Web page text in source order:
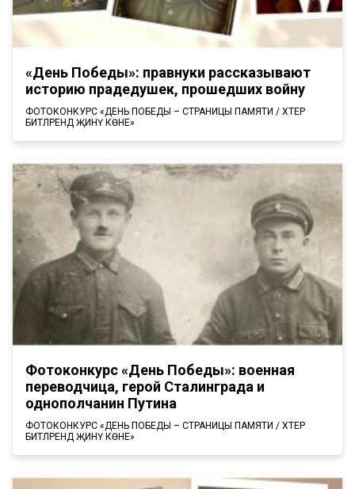
«День Победы»: правнуки рассказывают
историю прадедушек, прошедших войну
ФОТОКОНКУРС «ДЕНЬ ПОБЕДЫ – СТРАНИЦЫ ПАМЯТИ / ХӘТЕР
БИТЛӘРЕНДӘ ҖИНҮ КӨНЕ»
Фотоконкурс «День Победы»: военная
переводчица, герой Сталинграда и
однополчанин Путина
ФОТОКОНКУРС «ДЕНЬ ПОБЕДЫ – СТРАНИЦЫ ПАМЯТИ / ХӘТЕР
БИТЛӘРЕНДӘ ҖИНҮ КӨНЕ»